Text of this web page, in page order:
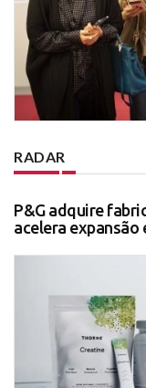
RADAR
P&G adquire
acelera expansão